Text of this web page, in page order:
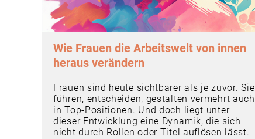
Wie Frauen die Arbeitswelt von innen
heraus verändern
Frauen sind heute sichtbarer als je zuvor. Sie
führen, entscheiden, gestalten vermehrt auch
in Top-Positionen. Und doch liegt unter
dieser Entwicklung eine Dynamik, die sich
nicht durch Rollen oder Titel auflösen lässt.